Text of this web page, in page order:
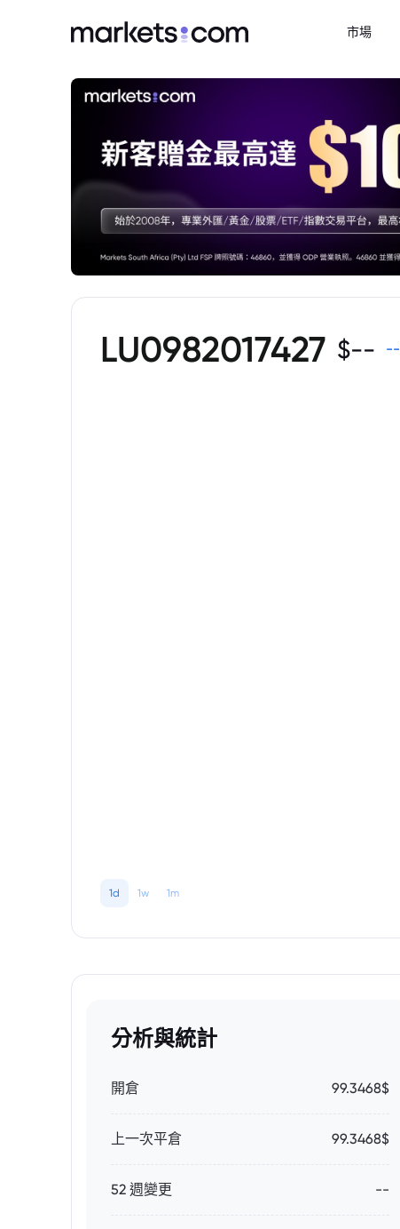
市場
LU0982017427 $-- --
1d 1w 1m
分析與統計
開倉 99.3468$
上一次平倉 99.3468$
52 週變更 --